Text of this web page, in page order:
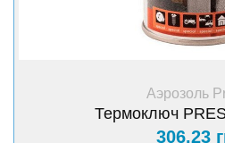
+
Аэрозоль
Термоключ
306.23